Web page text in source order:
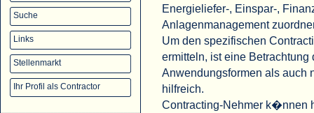
Suche
Links
Stellenmarkt
Ihr Profil als Contractor
Energieliefer-, Einspar-,
Anlagenmanagement
Um den spezifischen
ermitteln, ist eine
Anwendungsformen als auch
hilfreich.
Contracting-Nehmer k�nnen